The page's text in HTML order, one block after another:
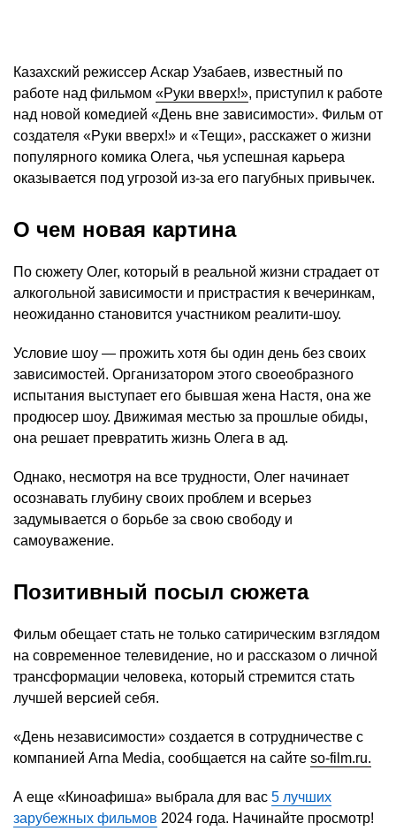
Казахский режиссер Аскар Узабаев, известный по
работе над фильмом «Руки вверх!», приступил к работе
над новой комедией «День вне зависимости». Фильм от
создателя «Руки вверх!» и «Тещи», расскажет о жизни
популярного комика Олега, чья успешная карьера
оказывается под угрозой из-за его пагубных привычек.
О чем новая картина
По сюжету Олег, который в реальной жизни страдает от
алкогольной зависимости и пристрастия к вечеринкам,
неожиданно становится участником реалити-шоу.
Условие шоу — прожить хотя бы один день без своих
зависимостей. Организатором этого своеобразного
испытания выступает его бывшая жена Настя, она же
продюсер шоу. Движимая местью за прошлые обиды,
она решает превратить жизнь Олега в ад.
Однако, несмотря на все трудности, Олег начинает
осознавать глубину своих проблем и всерьез
задумывается о борьбе за свою свободу и
самоуважение.
Позитивный посыл сюжета
Фильм обещает стать не только сатирическим взглядом
на современное телевидение, но и рассказом о личной
трансформации человека, который стремится стать
лучшей версией себя.
«День независимости» создается в сотрудничестве с
компанией Arna Media, сообщается на сайте so-film.ru.
А еще «Киноафиша» выбрала для вас 5 лучших
зарубежных фильмов 2024 года. Начинайте просмотр!